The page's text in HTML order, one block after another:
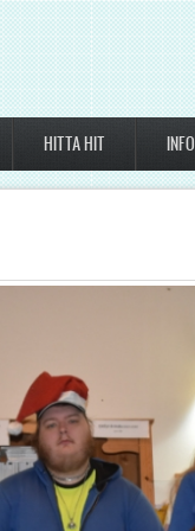
HITTA HIT INFO